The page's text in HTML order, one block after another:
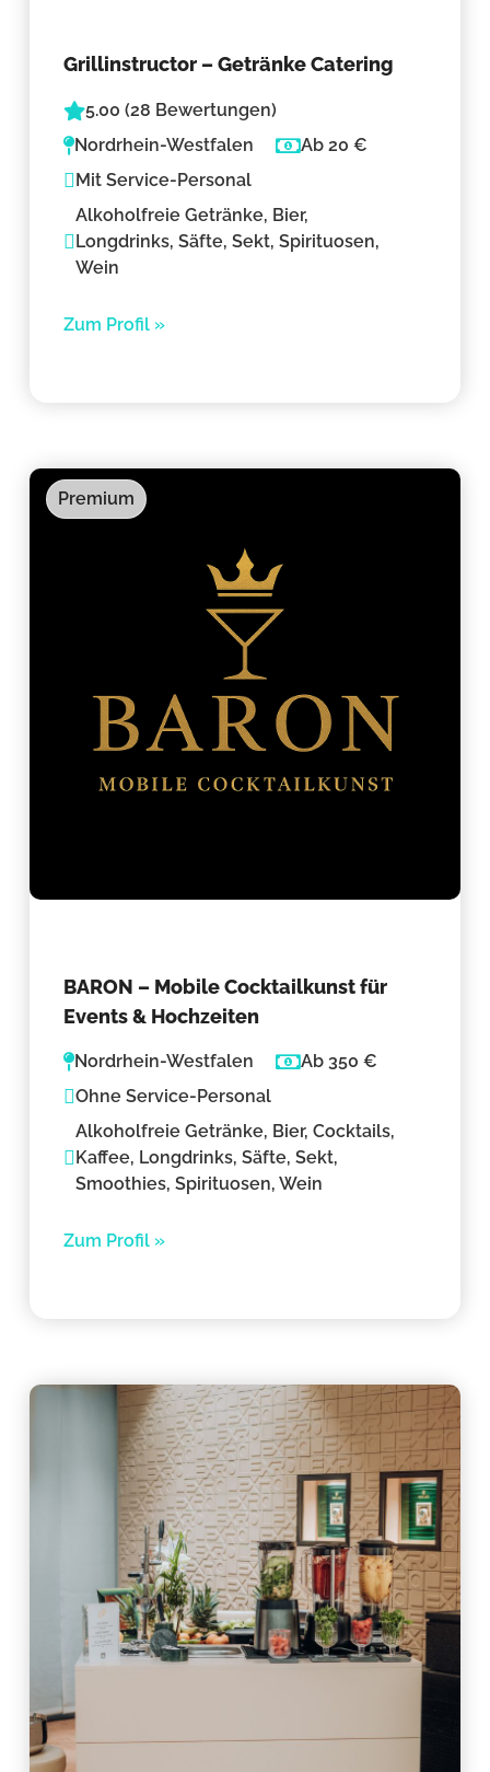
Grillinstructor – Getränke Catering
5.00 (28 Bewertungen)
Nordrhein-Westfalen
Ab 20 €
Mit Service-Personal
Alkoholfreie Getränke, Bier,
Longdrinks, Säfte, Sekt, Spirituosen,
Wein
Zum Profil »
Premium
BARON – Mobile Cocktailkunst für
Events & Hochzeiten
Nordrhein-Westfalen
Ab 350 €
Ohne Service-Personal
Alkoholfreie Getränke, Bier, Cocktails,
Kaffee, Longdrinks, Säfte, Sekt,
Smoothies, Spirituosen, Wein
Zum Profil »